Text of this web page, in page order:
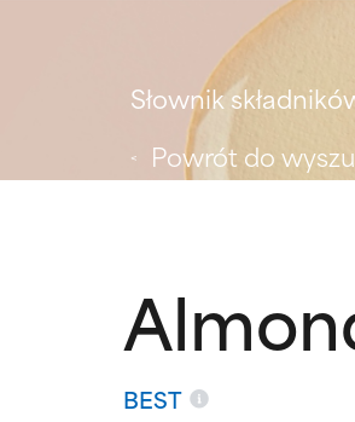
Słownik
Powrót do
BEST